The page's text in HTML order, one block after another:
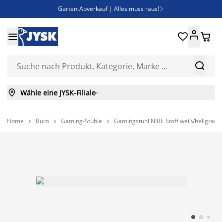
Garten-Abverkauf | Alles muss raus! 
Bist du Unternehmer? Entdecke JYSK-B2B
Esszimmerstuhl ADSLEV um nur 40€


 
 Wähle eine JYSK-Filiale
Home  Büro  Gaming-Stühle  Gamingstuhl NIBE Stoff weiß/hellgrau